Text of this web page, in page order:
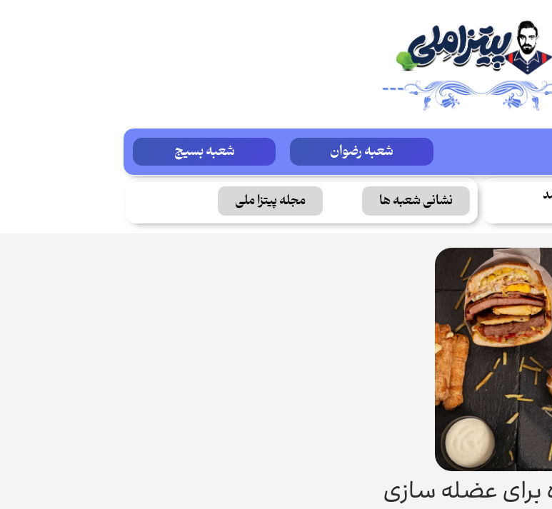
شعبه رضوان شعبه بسیج
نشانی شعبه ها مجله پیتزا ملی
برای عضله سازی